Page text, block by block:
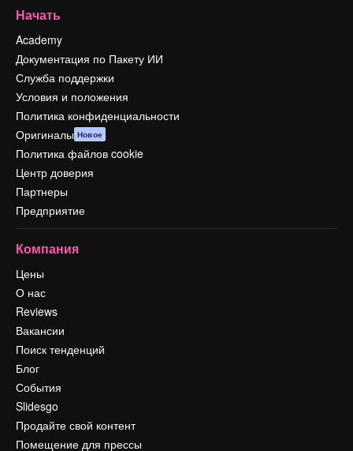
Начать
Academy
Документация по Пакету ИИ
Служба поддержки
Условия и положения
Политика конфиденциальности
Оригиналы Новое
Политика файлов cookie
Центр доверия
Партнеры
Предприятие
Компания
Цены
О нас
Reviews
Вакансии
Поиск тенденций
Блог
События
Slidesgo
Продайте свой контент
Помещение для прессы